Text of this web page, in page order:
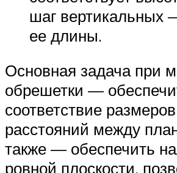
шаг вертикальных
ее длины.
Основная задача при
обрешетки —
соответствие
расстояний между
также — обеспечить
ровной плоскости,